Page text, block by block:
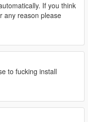
If you think
any reason please
to fucking install